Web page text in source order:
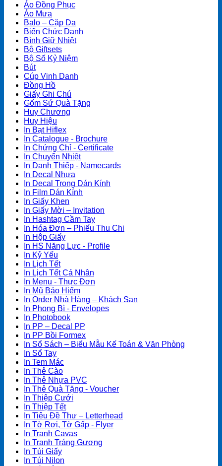
Áo Đồng Phục
Áo Mưa
Balo – Cặp Da
Biển Chức Danh
Bình Giữ Nhiệt
Bộ Giftsets
Bộ Số Kỷ Niệm
Bút
Cúp Vinh Danh
Đồng Hồ
Giấy Ghi Chú
Gốm Sứ Quà Tặng
Huy Chương
Huy Hiệu
In Bạt Hiflex
In Catalogue - Brochure
In Chứng Chỉ - Certificate
In Chuyển Nhiệt
In Danh Thiếp - Namecards
In Decal Nhựa
In Decal Trong Dán Kính
In Film Dán Kính
In Giấy Khen
In Giấy Mời – Invitation
In Hashtag Cầm Tay
In Hóa Đơn – Phiếu Thu Chi
In Hộp Giấy
In HS Năng Lực - Profile
In Kỷ Yếu
In Lịch Tết
In Lịch Tết Cá Nhân
In Menu - Thực Đơn
In Mũ Bảo Hiểm
In Order Nhà Hàng – Khách Sạn
In Phong Bì - Envelopes
In Photobook
In PP – Decal PP
In PP Bồi Formex
In Sổ Sách – Biểu Mẫu Kế Toán & Văn Phòng
In Sổ Tay
In Tem Mác
In Thẻ Cào
In Thẻ Nhựa PVC
In Thẻ Quà Tặng - Voucher
In Thiệp Cưới
In Thiệp Tết
In Tiêu Đề Thư – Letterhead
In Tờ Rơi, Tờ Gấp - Flyer
In Tranh Cavas
In Tranh Tráng Gương
In Túi Giấy
In Túi Nilon